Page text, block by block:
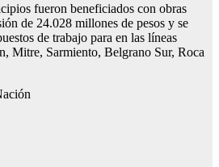
fueron beneficiados con obras
de 24.028 millones de pesos y se
de trabajo para en las líneas
Mitre, Sarmiento, Belgrano Sur, Roca